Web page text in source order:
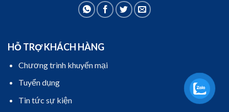
HỖ TRỢ KHÁCH HÀNG
Chương trình khuyến mại
Tuyển dụng
Tin tức sự kiện